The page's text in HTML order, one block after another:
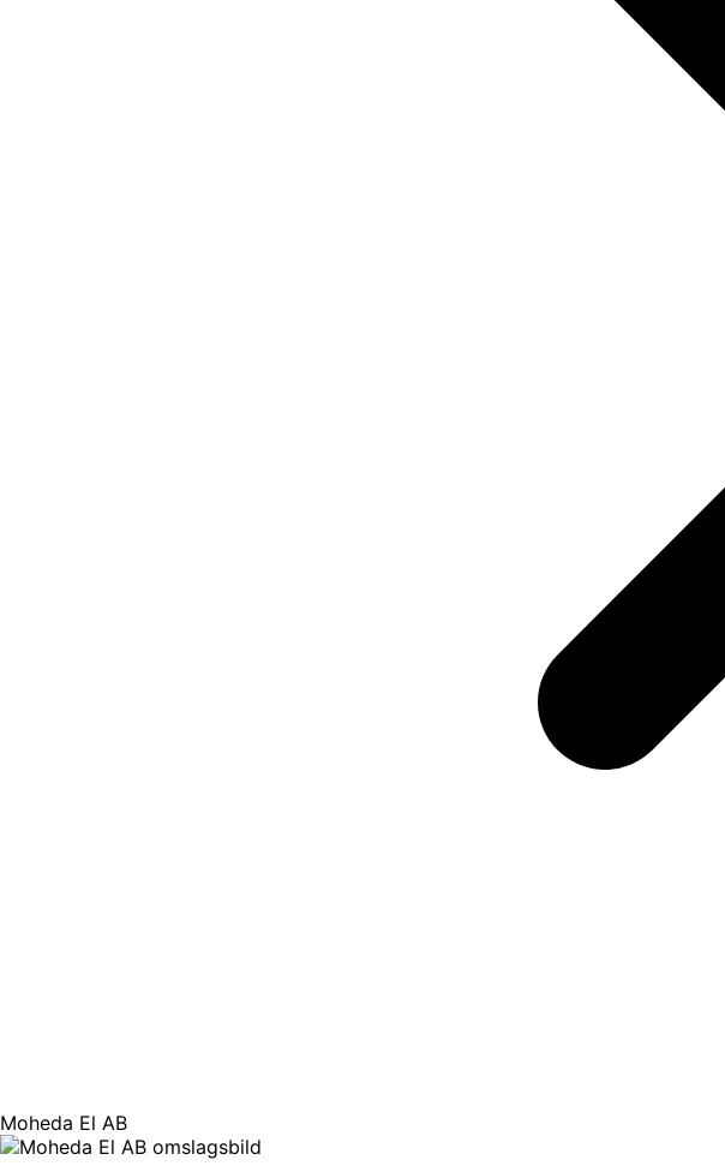
Moheda El AB